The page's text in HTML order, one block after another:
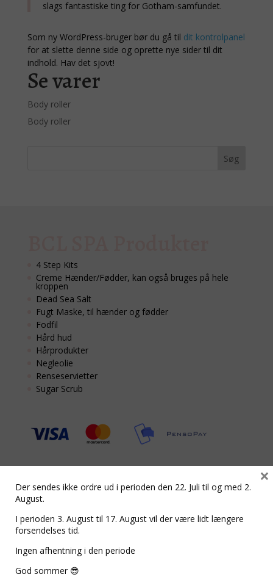
slags fantastiske ting for Gotham-samfundet.
Som ny WordPress-bruger bør du gå til dit kontrolpanel
for at slette denne side og oprette nye sider til dit
indhold. Hav det sjovt!
Se varer
Body roller
Body roller
4 Step Kits
Creme Hænder/Fødder, kan også bruges på hele
kroppen
Dead Sea Salt
Fugt Maske, til hænder og fødder
Fodfil
Hård hud
Hårprodukter
Negleolie
Renseservietter
Sugar Scrub
Smiley
https://www.findsmiley.dk/1445540
Tilmeld nyhedsbrev
Nyhedsbrev
Der sendes ikke ordre ud i perioden den 22. Juli til og med 2.
August.
I perioden 3. August til 17. August vil der være lidt længere
forsendelses tid.
Ingen afhentning i den periode
God sommer 😎
×